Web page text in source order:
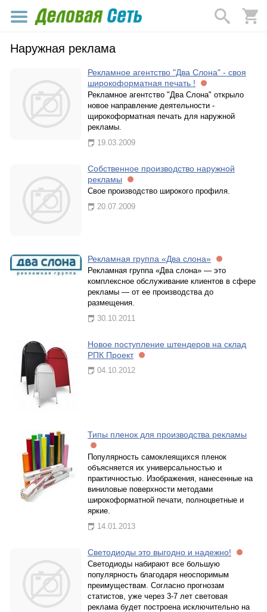
Наружная реклама
Рекламное агентство "Два Слона" - своя
широкоформатная печать !
Рекламное агентство "Два Слона" открыло
новое направление деятельности -
щирокоформатная печать для наружной
рекламы.
19.03.2009
Собственное производство наружной
рекламы
Свое производство широкого профиля.
20.07.2009
Рекламная группа «Два слона»
Рекламная группа «Два слона» — это
комплексное обслуживание клиентов в сфере
рекламы — от ее производства до
размещения.
30.10.2011
Новое поступление штендеров на склад
РПК Проект
04.10.2012
Типы пленок для производства рекламы
Популярность самоклеящихся пленок
объясняется их универсальностью и
практичностью. Изображения, нанесенные на
виниловые поверхности методами
широкоформатной печати, полноцветные и
яркие.
14.01.2013
Светодиоды это выгодно и надежно!
Светодиоды набирают все большую
популярность благодаря неоспоримым
преимуществам. Согласно прогнозам
статистов, уже через 3-7 лет световая
реклама будет построена исключительно на